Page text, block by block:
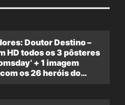
Doutor Destino –
HD todos os 3 pôsteres
+ 1 imagem
os 26 heróis do